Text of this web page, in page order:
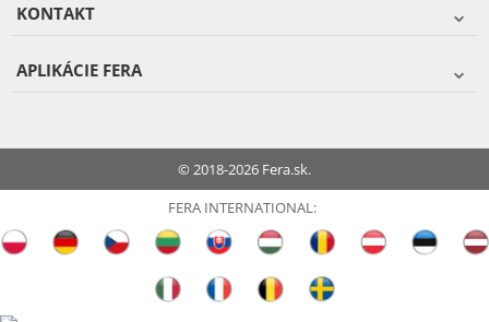
KONTAKT
APLIKÁCIE FERA
© 2018-2026 Fera.sk.
FERA INTERNATIONAL: